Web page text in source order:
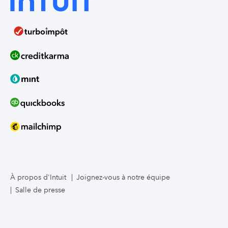
À propos d'Intuit
Joignez-vous à notre équipe
Salle de presse